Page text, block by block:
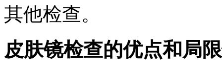
其他检查。
皮肤镜检查的优点和局